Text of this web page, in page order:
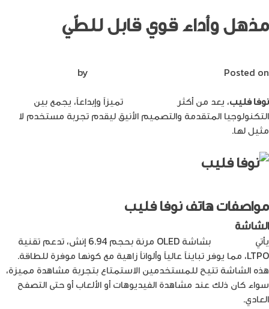
مذهل وأداء قوي قابل للطّي
Posted on
نوفا فليب، يعد من أكثر
تميزاً وإبداعاً، يجمع بين
التكنولوجيا المتقدمة والتصميم الأنيق ليقدم تجربة مستخدم لا
مثيل لها.
مواصفات هاتف نوفا فليب
الشاشة
يأتي
بشاشة OLED مرنة بحجم 6.94 إنش، تدعم تقنية
LTPO، مما يوفر تبايناً عالياً وألواناً زاهية مع كونها موفرة للطاقة.
هذه الشاشة تتيح للمستخدمين الاستمتاع بتجربة مشاهدة مميزة،
سواء كان ذلك عند مشاهدة الفيديوهات أو الألعاب أو حتى التصفح
العادي.